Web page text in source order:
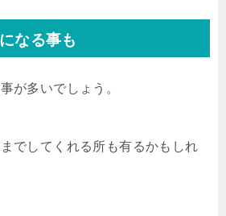
なる事も
が多いでしょう。
でしてくれる所も有るかもしれ